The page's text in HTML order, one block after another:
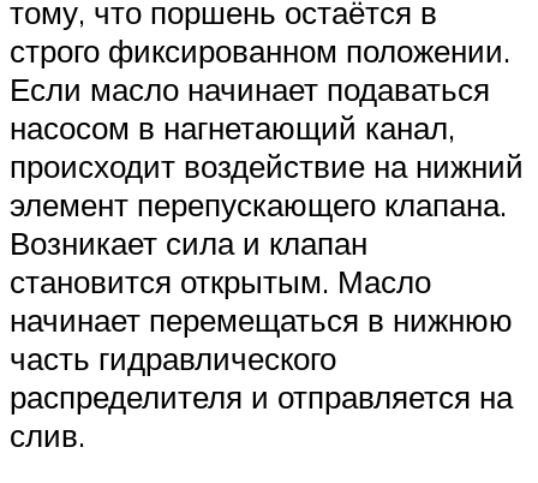
тому, что поршень остаётся в
строго фиксированном положении.
Если масло начинает подаваться
насосом в нагнетающий канал,
происходит воздействие на нижний
элемент перепускающего клапана.
Возникает сила и клапан
становится открытым. Масло
начинает перемещаться в нижнюю
часть гидравлического
распределителя и отправляется на
слив.